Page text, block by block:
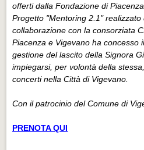
offerti dalla Fondazione di
Progetto "Mentoring 2.1"
collaborazione con la consorziata
Piacenza e Vigevano ha concesso
gestione del lascito della Signora
impiegarsi, per volontà della
concerti nella Città di Vigevano.
Con il patrocinio del Comune di
PRENOTA QUI